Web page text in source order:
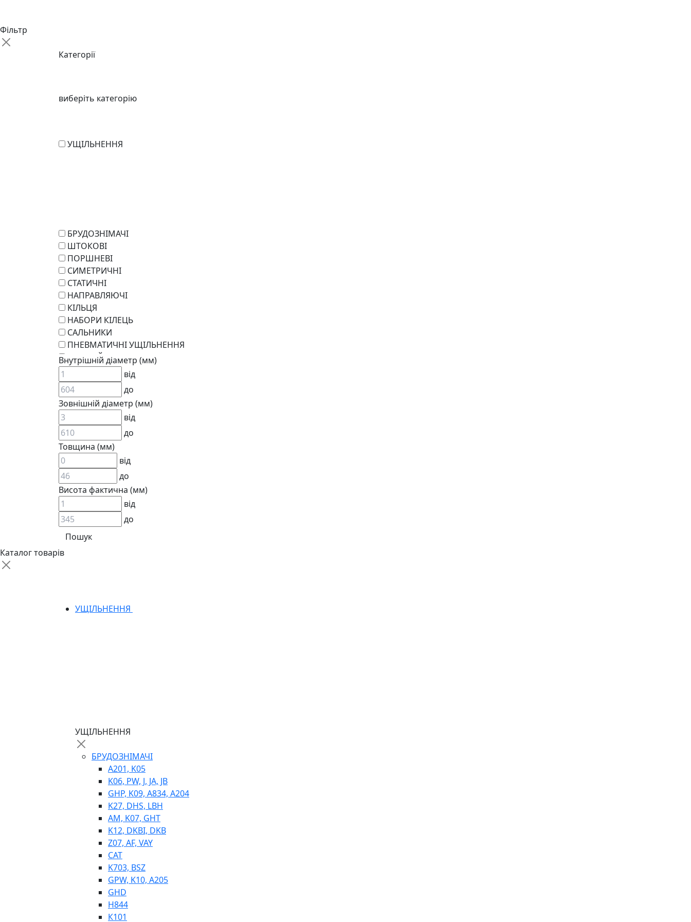
Фільтр
Категорії
виберіть категорію
УЩІЛЬНЕННЯ
БРУДОЗНІМАЧІ
ШТОКОВІ
ПОРШНЕВІ
СИМЕТРИЧНІ
СТАТИЧНІ
НАПРАВЛЯЮЧІ
КІЛЬЦЯ
НАБОРИ КІЛЕЦЬ
САЛЬНИКИ
ПНЕВМАТИЧНІ УЩІЛЬНЕННЯ
РОТАЦІЙНІ
РЕМКОМПЛЕКТИ
KARCHER
EPDM
СПЕЦІАЛЬНІ
ВСТАВКИ МУФТ (ЗІРОЧКИ)
ГІДРАВЛІКА
АДАПТЕРИ
КЛАПАНИ
КРАНИ, ДИВЕРТОРИ
ГІДРОМОТОРИ
РОТАТОРИ
ЛЕБІДКИ
ВТУЛКИ
BIMETAL
Е90, E92
Внутрішній діаметр (мм)
від
до
Зовнішній діаметр (мм)
від
до
Товщина (мм)
від
до
Висота фактична (мм)
від
до
Каталог товарів
УЩІЛЬНЕННЯ
УЩІЛЬНЕННЯ
БРУДОЗНІМАЧІ
A201, K05
K06, PW, J, JA, JB
GHP, K09, A834, A204
K27, DHS, LBH
AM, K07, GHT
K12, DKBI, DKB
Z07, AF, VAY
CAT
K703, BSZ
GPW, K10, A205
GHD
H844
К101